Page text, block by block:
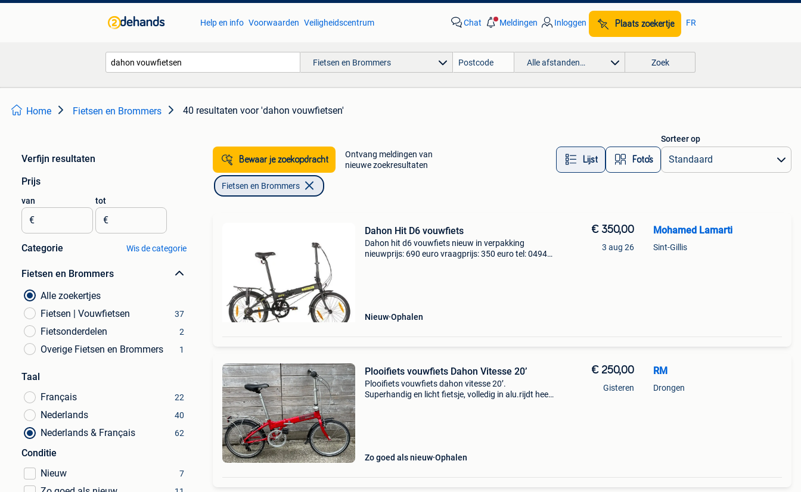
Help en info Voorwaarden Veiligheidscentrum Chat Meldingen Inloggen Plaats zoekertje FR
Fietsen en Brommers Alle afstanden… Zoek
Home Fietsen en Brommers 40 resultaten voor 'dahon vouwfietsen'
Verfijn resultaten
Prijs
van
€
tot
€
Categorie Wis de categorie
Fietsen en Brommers
Alle zoekertjes
Fietsen | Vouwfietsen
37
Fietsonderdelen 2
Overige Fietsen en Brommers 1
Taal
Français
22
Nederlands 40
Nederlands & Français 62
Conditie
Nieuw
7
Bewaar je zoekopdracht
Ontvang meldingen van
nieuwe zoekresultaten
Lijst Foto’s
Sorteer op
Fietsen en Brommers
Dahon Hit D6 vouwfiets
Dahon hit d6 vouwfiets nieuw in verpakking
nieuwprijs: 690 euro vraagprijs: 350 euro tel: 0494
Nieuw Ophalen
€ 350,00
3 aug 26
Mohamed Lamarti
Sint-Gillis
Plooifiets vouwfiets Dahon Vitesse 20’
Plooifiets vouwfiets dahon vitesse 20’.
Superhandig en licht fietsje, volledig in alu.rijdt heel
Zo goed als nieuw Ophalen
€ 250,00
Gisteren
RM
Drongen